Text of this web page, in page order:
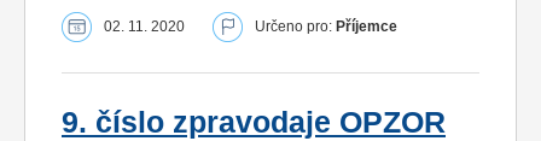
02. 11. 2020 Určeno pro: Příjemce
9. číslo zpravodaje OPZOR